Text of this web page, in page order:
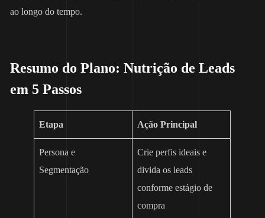
ao longo do tempo.
Resumo do Plano: Nutrição de Leads
em 5 Passos
Etapa Ação Principal
Persona e
Segmentação
Crie perfis ideais e
divida os leads
conforme estágio de
compra